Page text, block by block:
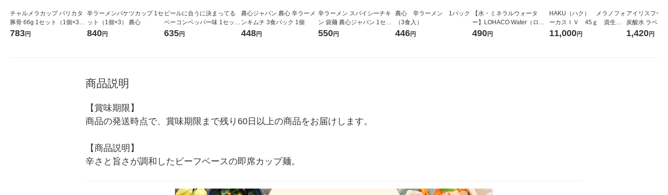
チャルメラカップ バリカタ
豚骨 66g 1セット（1個×3）
明星食品
783円
辛ラーメンバケツカップ 1セ
ット（1個×3） 農心
840円
ビールに合うに決まってる
ベーコンペッパー味 1セット
（1個×3） おつまみ 食べ
635円
農心ジャパン 農心 辛ラーメ
ンキムチ 3食パック 1個
448円
辛ラーメン スパイシーチキ
ン 袋麺 農心ジャパン 1セッ
ト（１個×3）韓国 インスタ
550円
農心 辛ラーメン 1パック
（3食入）
446円
【水・ミネラルウォータ
ー】LOHACO Water（ロハ
コウォーター）2L ラベルレ
490円
HAKU（ハク） メラノフォ
ーカスＩＶ 45ｇ 資生
堂 おまけ付き
11,000円
アイリスフー
炭酸水 ラベル
箱（24本入）
1,420円
商品説明
【賞味期限】
商品の発送時点で、賞味期限まで残り60日以上の商品をお届けします。
【商品説明】
辛さと旨さが調和したビーフベースの即席カップ麺。